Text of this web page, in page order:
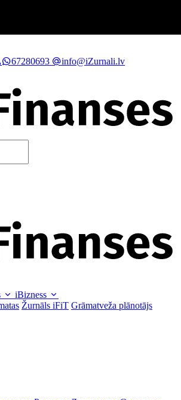
67280693
info@iZurnali.lv
iBizness
Žurnāls iFiT Grāmatveža plānotājs